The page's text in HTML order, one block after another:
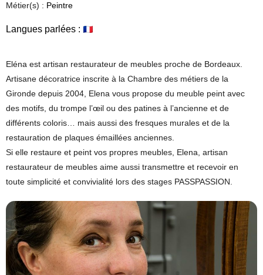
Métier(s) : Peintre
Langues parlées :
Eléna est artisan restaurateur de meubles proche de Bordeaux.
Artisane décoratrice inscrite à la Chambre des métiers de la
Gironde depuis 2004, Elena vous propose du meuble peint avec
des motifs, du trompe l’œil ou des patines à l’ancienne et de
différents coloris… mais aussi des fresques murales et de la
restauration de plaques émaillées anciennes.
Si elle restaure et peint vos propres meubles, Elena, artisan
restaurateur de meubles aime aussi transmettre et recevoir en
toute simplicité et convivialité lors des stages PASSPASSION.